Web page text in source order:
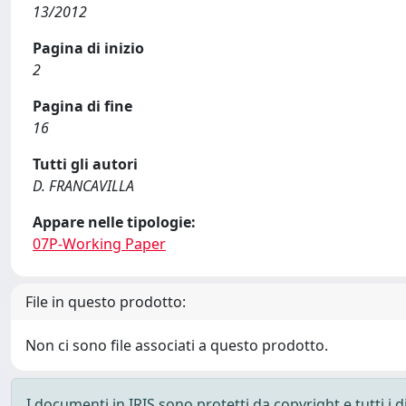
13/2012
Pagina di inizio
2
Pagina di fine
16
Tutti gli autori
D. FRANCAVILLA
Appare nelle tipologie:
07P-Working Paper
File in questo prodotto:
Non ci sono file associati a questo prodotto.